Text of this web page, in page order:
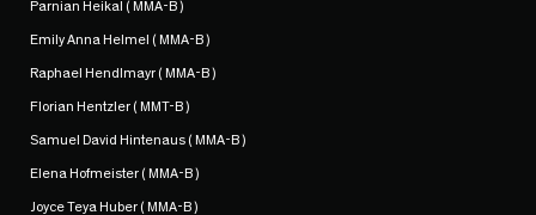
Parnian Heikal ( MMA-B )
Emily Anna Helmel ( MMA-B )
Raphael Hendlmayr ( MMA-B )
Florian Hentzler ( MMT-B )
Samuel David Hintenaus ( MMA-B )
Elena Hofmeister ( MMA-B )
Joyce Teya Huber ( MMA-B )